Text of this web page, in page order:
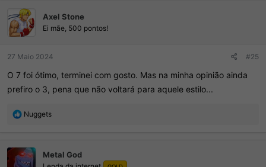
Axel Stone
Ei mãe, 500 pontos!
27 Maio 2024 #25
O 7 foi ótimo, terminei com gosto. Mas na minha opinião ainda
prefiro o 3, pena que não voltará para aquele estilo...
R
õ
Nuggets
Metal God